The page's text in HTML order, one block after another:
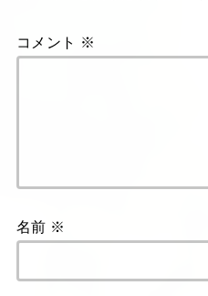
コメント ※
名前 ※